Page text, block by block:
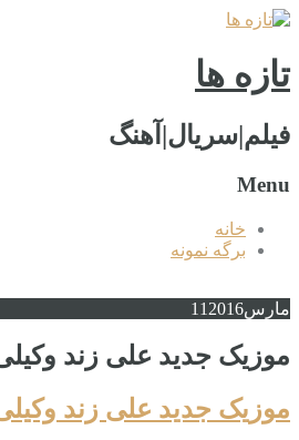
تازه ها
فیلم|سریال|آهنگ
Menu
خانه
برگه نمونه
مارس 11 2016
موزیک جدید علی زند وکیلی
موزیک جدید علی زند وکیلی